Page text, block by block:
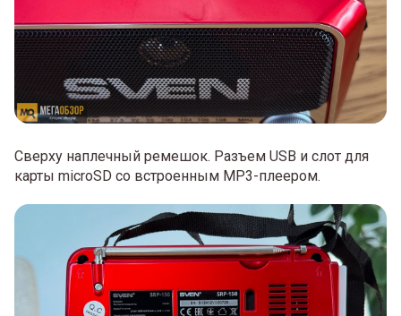
Сверху наплечный ремешок. Разъем USB и слот для
карты microSD со встроенным MP3-плеером.